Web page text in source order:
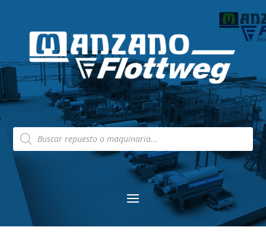
Búsqueda
de
productos